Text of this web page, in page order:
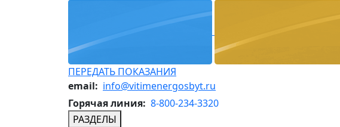
ПЕРЕДАТЬ ПОКАЗАНИЯ
email: info@vitimenergosbyt.ru
Горячая линия: 8-800-234-3320
РАЗДЕЛЫ